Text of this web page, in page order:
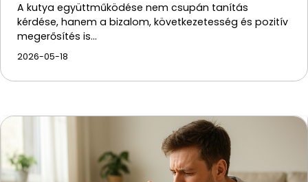
A kutya együttműködése nem csupán tanítás
kérdése, hanem a bizalom, következetesség és pozitív
megerősítés is…
2026-05-18